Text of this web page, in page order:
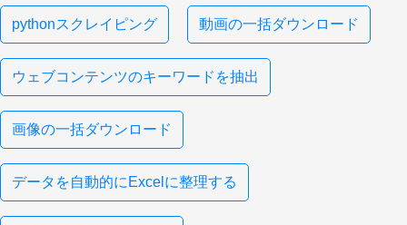
pythonスクレイピング 動画の一括ダウンロード
ウェブコンテンツのキーワードを抽出
画像の一括ダウンロード
データを自動的にExcelに整理する